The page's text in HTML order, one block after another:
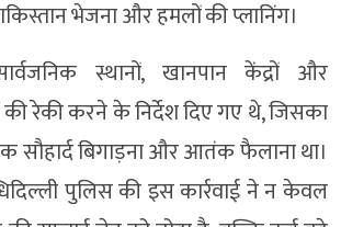
भेजना और हमलों की प्लानिंग।
स्थानों, खानपान केंद्रों और
रेकी करने के निर्देश दिए गए थे, जिसका
सौहार्द बिगाड़ना और आतंक फैलाना था।
पुलिस की इस कार्रवाई ने न केवल